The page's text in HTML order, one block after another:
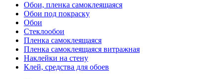
Обои, пленка самоклеящаяся
Обои под покраску
Обои
Стеклообои
Пленка самоклеящаяся
Пленка самоклеящаяся витражная
Наклейки на стену
Клей, средства для обоев